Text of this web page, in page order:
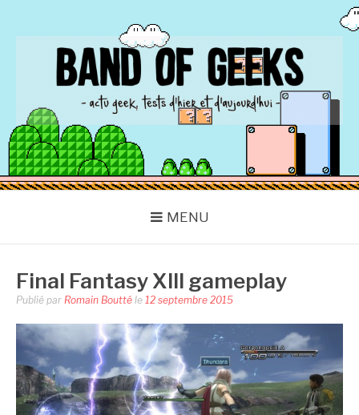
BAND OF GEEKS
Actu Geek d'hier et d'aujourd'hui
MENU
Final Fantasy XIII gameplay
Publié par Romain Boutté le 12 septembre 2015